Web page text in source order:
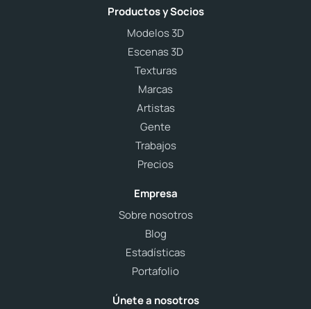
Productos y Socios
Modelos 3D
Escenas 3D
Texturas
Marcas
Artistas
Gente
Trabajos
Precios
Empresa
Sobre nosotros
Blog
Estadísticas
Portafolio
Únete a nosotros